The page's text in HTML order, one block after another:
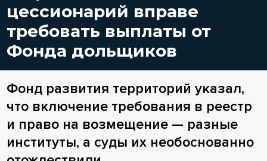
цессионарий вправе
требовать выплаты от
Фонда дольщиков
Фонд развития территорий указал,
что включение требования в реестр
и право на возмещение — разные
институты, а суды их необоснованно